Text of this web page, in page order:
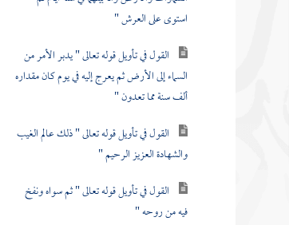
استوى على العرش "
القول في تأويل قوله تعالى " يدبر الأمر من
السماء إلى الأرض ثم يعرج إليه في يوم كان مقداره
ألف سنة مما تعدون "
القول في تأويل قوله تعالى " ذلك عالم الغيب
والشهادة العزيز الرحيم "
القول في تأويل قوله تعالى " ثم سواه ونفخ
فيه من روحه "